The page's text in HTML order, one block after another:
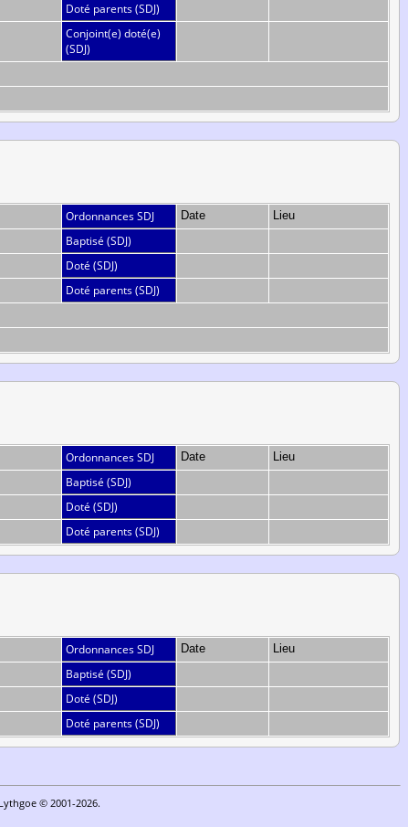
Doté parents (SDJ)
Conjoint(e) doté(e)
(SDJ)
Ordonnances SDJ Date Lieu
Baptisé (SDJ)
Doté (SDJ)
Doté parents (SDJ)
Ordonnances SDJ Date Lieu
Baptisé (SDJ)
Doté (SDJ)
Doté parents (SDJ)
Ordonnances SDJ Date Lieu
Baptisé (SDJ)
Doté (SDJ)
Doté parents (SDJ)
© 2001-2026.